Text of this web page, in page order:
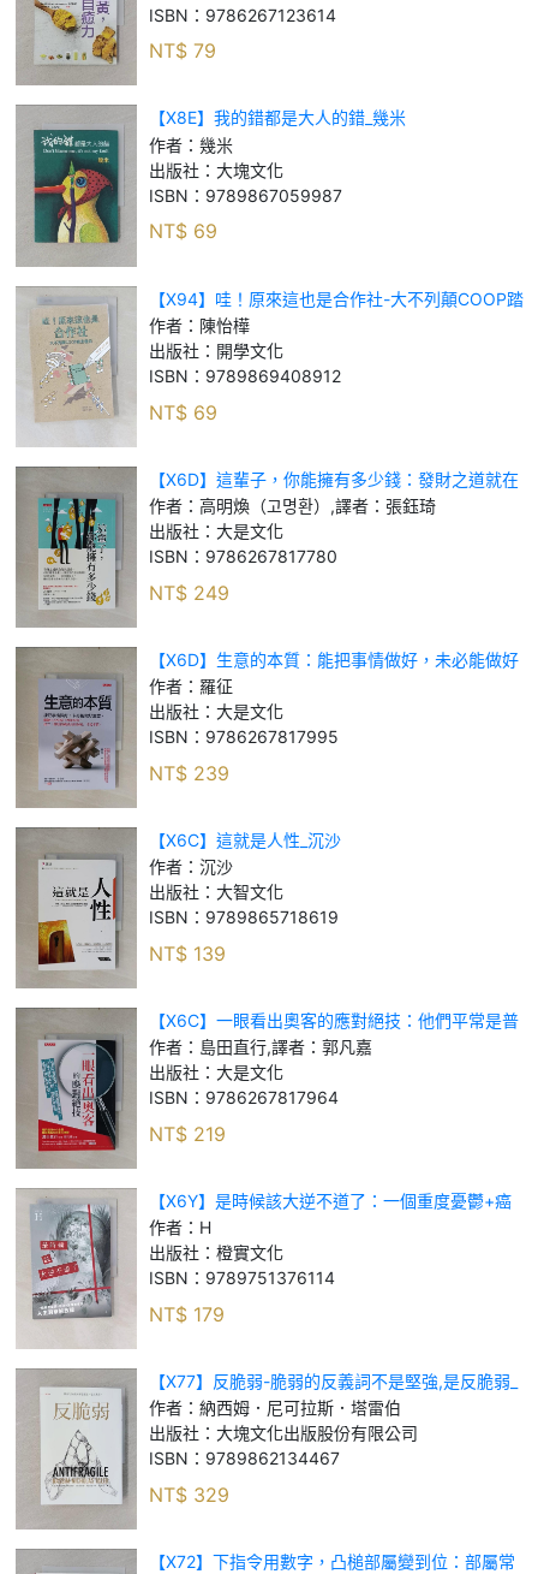
ISBN： 9786267123614
NT$ 79
【X8E】我的錯都是大人的錯_幾米
作者： 幾米
出版社： 大塊文化
ISBN： 9789867059987
NT$ 69
【X94】哇！原來這也是合作社-大不列顛COOP踏
查報告_陳怡樺
作者： 陳怡樺
出版社： 開學文化
ISBN： 9789869408912
NT$ 69
【X6D】這輩子，你能擁有多少錢：發財之道就在
經典著作，《蒙田隨筆全集》、《窮查理的普通常
識》、《馬斯克傳》……打開錢袋子，獲取這輩子
能擁
作者： 高明煥（고명환）,譯者：張鈺琦
出版社： 大是文化
ISBN： 9786267817780
NT$ 249
【X6D】生意的本質：能把事情做好，未必能做好
生意。關鍵不在好點子和新科技，建立「營收持續
成長的系統」才是本質。_羅征
作者： 羅征
出版社： 大是文化
ISBN： 9786267817995
NT$ 239
【X6C】這就是人性_沉沙
作者： 沉沙
出版社： 大智文化
ISBN： 9789865718619
NT$ 139
【X6C】一眼看出奧客的應對絕技：他們平常是普
通人，怎麼瞬間變奧客？日本大律師教你第一時間
拆穿話術、處理客訴的終極祕笈。_島田直行, 譯者
作者： 島田直行,譯者：郭凡嘉
出版社： 大是文化
ISBN： 9786267817964
NT$ 219
【X6Y】是時候該大逆不道了：一個重度憂鬱+癌
末+愛情專家的『人生洞察解放錄』_H
作者： H
出版社： 橙實文化
ISBN： 9789751376114
NT$ 179
【X77】反脆弱-脆弱的反義詞不是堅強,是反脆弱_
納西姆．尼可拉斯．塔雷伯
作者： 納西姆．尼可拉斯．塔雷伯
出版社： 大塊文化出版股份有限公司
ISBN： 9789862134467
NT$ 329
【X72】下指令用數字，凸槌部屬變到位：部屬常